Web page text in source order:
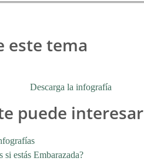
este tema
Descarga la infografía
puede interesar
si estás Embarazada?